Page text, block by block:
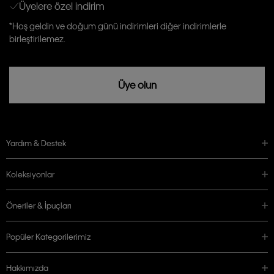
Aydınlatma Metni’niokuduğumu kabul ediyorum.
Calvin Klein tarafından kişisel verilerimin yurtdışına aktarılmasına açık
rızam vardır
Üyelere özel indirim
*Hoş geldin ve doğum günü indirimleri diğer indirimlerle
birleştirilemez.
Üye olun
Yardım & Destek
Koleksiyonlar
Öneriler & İpuçları
Popüler Kategorilerimiz
Hakkımızda